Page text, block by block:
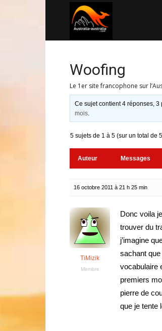
Woofing
Le 1er site francophone sur
Ce sujet contient 4 réponses,
mois.
5 sujets de 1 à 5 (sur un total de
Auteur Messages
16 octobre 2011 à 21 h 25 min
TiMizik
Membre
Donc voila
trouver du
j’imagine
sachant
vocabulaire
premiers
pierre de
que je tente